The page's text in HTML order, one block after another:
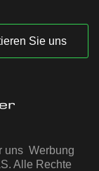
Sie uns
uns Werbung
Alle Rechte